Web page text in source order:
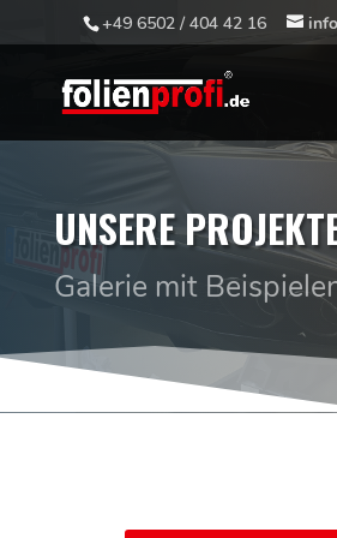
+49 6502 / 404 42 16
UNSERE
Galerie mit